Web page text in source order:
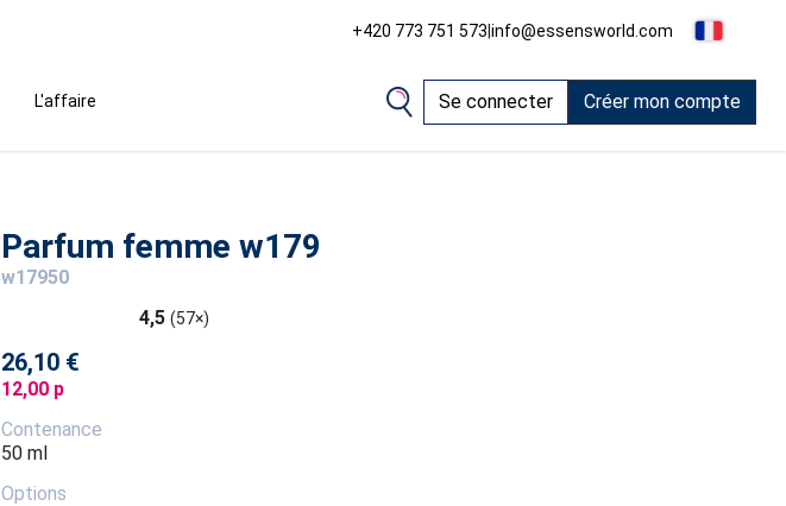
+420 773 751 573|info@essensworld.com
L'affaire Se connecter Créer mon compte
Parfum femme w179
w17950
4,5 (57×)
26,10 €
12,00 p
Contenance
50 ml
Options